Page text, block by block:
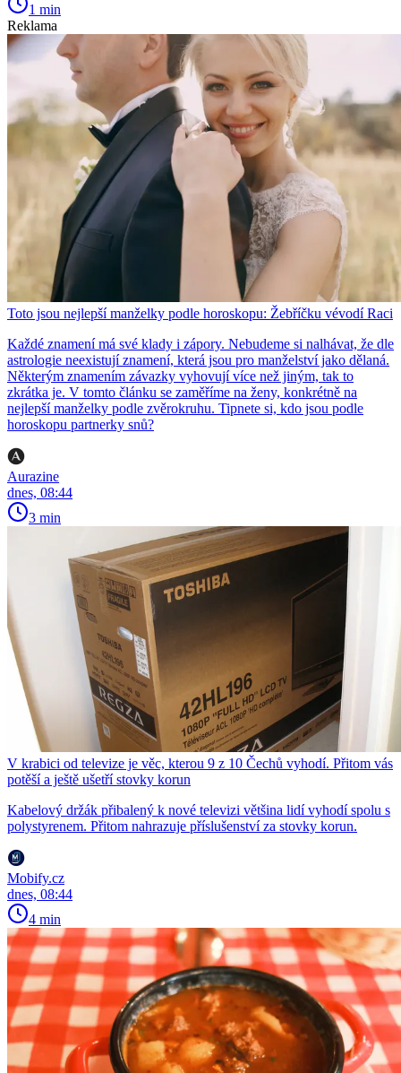
1 min
Reklama
Toto jsou nejlepší manželky podle horoskopu: Žebříčku vévodí Raci
Každé znamení má své klady i zápory. Nebudeme si nalhávat, že dle
astrologie neexistují znamení, která jsou pro manželství jako dělaná.
Některým znamením závazky vyhovují více než jiným, tak to
zkrátka je. V tomto článku se zaměříme na ženy, konkrétně na
nejlepší manželky podle zvěrokruhu. Tipnete si, kdo jsou podle
horoskopu partnerky snů?
Aurazine
dnes, 08:44
3 min
V krabici od televize je věc, kterou 9 z 10 Čechů vyhodí. Přitom vás
potěší a ještě ušetří stovky korun
Kabelový držák přibalený k nové televizi většina lidí vyhodí spolu s
polystyrenem. Přitom nahrazuje příslušenství za stovky korun.
Mobify.cz
dnes, 08:44
4 min